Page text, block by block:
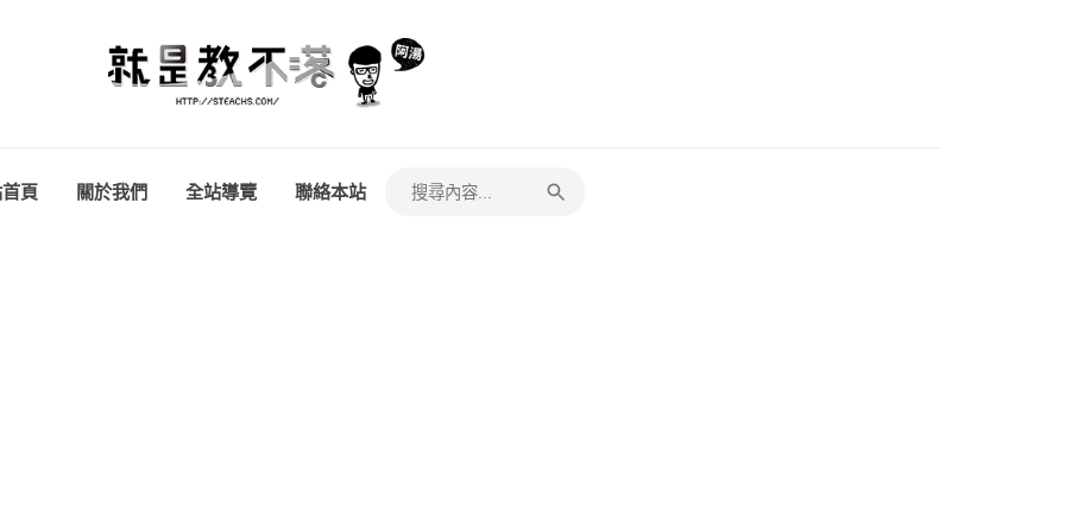
頁 關於我們 全站導覽 聯絡本站